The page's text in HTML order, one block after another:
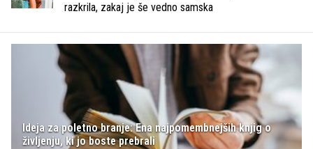
razkrila, zakaj je še vedno samska
Ideja za poletno branje: Ena najpomembnejših knjig o
življenju, ki jo boste prebrali